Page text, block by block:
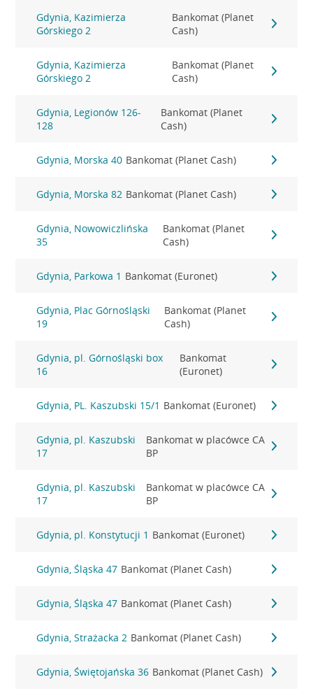
Gdynia, Kazimierza
Górskiego 2
Bankomat (Planet
Cash)
Gdynia, Kazimierza
Górskiego 2
Bankomat (Planet
Cash)
Gdynia, Legionów 126-
128
Bankomat (Planet
Cash)
Gdynia, Morska 40 Bankomat (Planet Cash)
Gdynia, Morska 82 Bankomat (Planet Cash)
Gdynia, Nowowiczlińska
35
Bankomat (Planet
Cash)
Gdynia, Parkowa 1 Bankomat (Euronet)
Gdynia, Plac Górnośląski
19
Bankomat (Planet
Cash)
Gdynia, pl. Górnośląski box
16
Bankomat
(Euronet)
Gdynia, PL. Kaszubski 15/1 Bankomat (Euronet)
Gdynia, pl. Kaszubski
17
Bankomat w placówce CA
BP
Gdynia, pl. Kaszubski
17
Bankomat w placówce CA
BP
Gdynia, pl. Konstytucji 1 Bankomat (Euronet)
Gdynia, Śląska 47 Bankomat (Planet Cash)
Gdynia, Śląska 47 Bankomat (Planet Cash)
Gdynia, Strażacka 2 Bankomat (Planet Cash)
Gdynia, Świętojańska 36 Bankomat (Planet Cash)